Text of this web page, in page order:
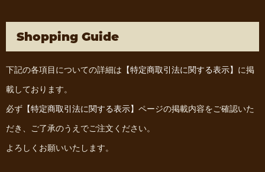
Shopping Guide
下記の各項目についての詳細は 【特定商取引法に関する表示】 に掲
載しております。
必ず 【特定商取引法に関する表示】 ページの掲載内容をご確認いた
だき、ご了承のうえでご注文ください。
よろしくお願いいたします。